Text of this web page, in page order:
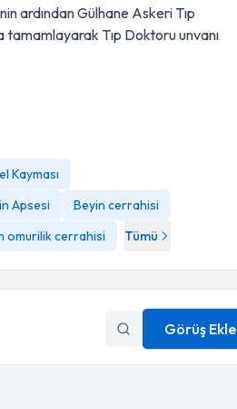
ardından Gülhane Askeri Tıp
tamamlayarak Tıp Doktoru unvanı
Kayması
Apsesi
Beyin cerrahisi
omurilik cerrahisi Tümü
Görüş Ekle